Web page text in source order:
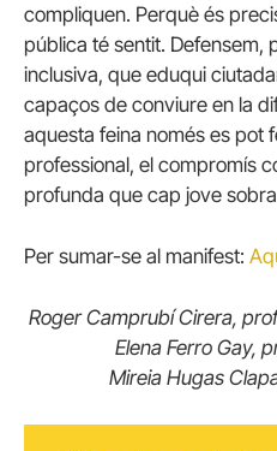
compliquen. Perquè és
pública té sentit. Defensem,
inclusiva, que eduqui
capaços de conviure en la
aquesta feina només es pot
professional, el compromís
profunda que cap jove
Per sumar-se al manifest:
Roger Camprubí Cirera,
Elena Ferro Gay,
Mireia Hugas